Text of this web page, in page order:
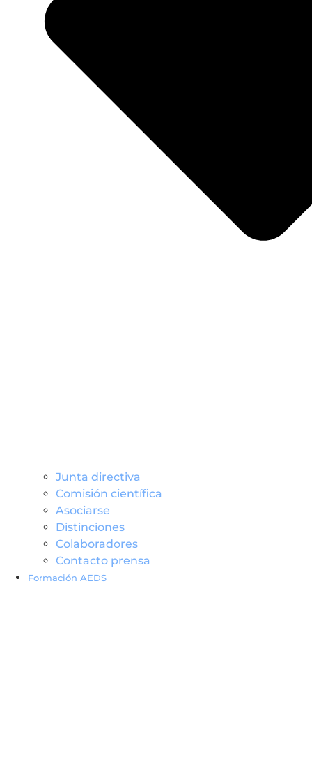
Junta directiva
Comisión científica
Asociarse
Distinciones
Colaboradores
Contacto prensa
Formación AEDS